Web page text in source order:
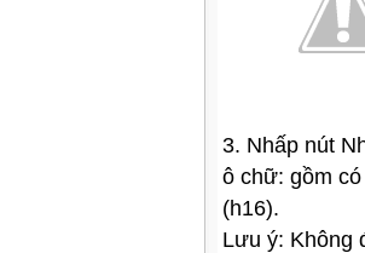
3. Nhấp nút
ô chữ: gồm
(h16).
Lưu ý: Không